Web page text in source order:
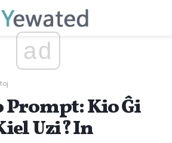
ad
Prompt: Kio Ĝi
Uzi? In